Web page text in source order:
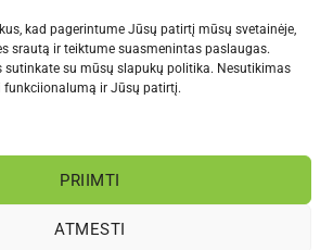
kad pagerintume Jūsų patirtį mūsų svetainėje,
srautą ir teiktume suasmenintas paslaugas.
sutinkate su mūsų slapukų politika. Nesutikimas
ir Jūsų patirtį.
PRIIMTI
ATMESTI